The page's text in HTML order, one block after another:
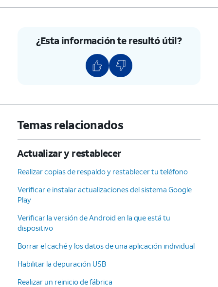
¿Esta información te resultó útil?
Temas relacionados
Actualizar y restablecer
Realizar copias de respaldo y restablecer tu teléfono
Verificar e instalar actualizaciones del sistema Google
Play
Verificar la versión de Android en la que está tu
dispositivo
Borrar el caché y los datos de una aplicación individual
Habilitar la depuración USB
Realizar un reinicio de fábrica